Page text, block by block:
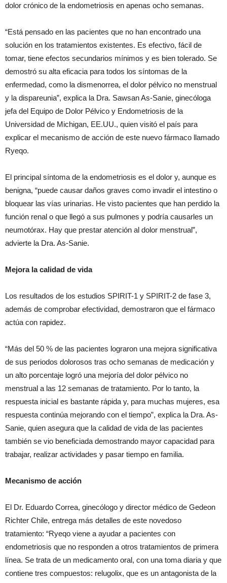
dolor crónico de la endometriosis en apenas ocho semanas.
“Está pensado en las pacientes que no han encontrado una
solución en los tratamientos existentes. Es efectivo, fácil de
tomar, tiene efectos secundarios mínimos y es bien tolerado. Se
demostró su alta eficacia para todos los síntomas de la
enfermedad, como la dismenorrea, el dolor pélvico no menstrual
y la dispareunia”, explica la Dra. Sawsan As-Sanie, ginecóloga
jefa del Equipo de Dolor Pélvico y Endometriosis de la
Universidad de Michigan, EE.UU., quien visitó el país para
explicar el mecanismo de acción de este nuevo fármaco llamado
Ryeqo.
El principal síntoma de la endometriosis es el dolor y, aunque es
benigna, “puede causar daños graves como invadir el intestino o
bloquear las vías urinarias. He visto pacientes que han perdido la
función renal o que llegó a sus pulmones y podría causarles un
neumotórax. Hay que prestar atención al dolor menstrual”,
advierte la Dra. As-Sanie.
Mejora la calidad de vida
Los resultados de los estudios SPIRIT-1 y SPIRIT-2 de fase 3,
además de comprobar efectividad, demostraron que el fármaco
actúa con rapidez.
“Más del 50 % de las pacientes lograron una mejora significativa
de sus periodos dolorosos tras ocho semanas de medicación y
un alto porcentaje logró una mejoría del dolor pélvico no
menstrual a las 12 semanas de tratamiento. Por lo tanto, la
respuesta inicial es bastante rápida y, para muchas mujeres, esa
respuesta continúa mejorando con el tiempo”, explica la Dra. As-
Sanie, quien asegura que la calidad de vida de las pacientes
también se vio beneficiada demostrando mayor capacidad para
trabajar, realizar actividades y pasar tiempo en familia.
Mecanismo de acción
El Dr. Eduardo Correa, ginecólogo y director médico de Gedeon
Richter Chile, entrega más detalles de este novedoso
tratamiento: “Ryeqo viene a ayudar a pacientes con
endometriosis que no responden a otros tratamientos de primera
línea. Se trata de un medicamento oral, con una toma diaria y que
contiene tres compuestos: relugolix, que es un antagonista de la